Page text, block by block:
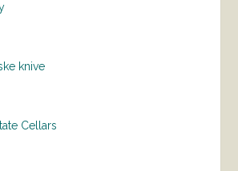
knive
Cellars